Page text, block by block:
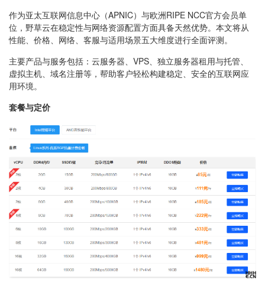
作为亚太互联网信息中心（APNIC）与欧洲RIPE NCC官方会员单
位，野草云在稳定性与网络资源配置方面具备天然优势。本文将从
性能、价格、网络、客服与适用场景五大维度进行全面评测。
主要产品与服务包括：云服务器、VPS、独立服务器租用与托管、
虚拟主机、域名注册等，帮助客户轻松构建稳定、安全的互联网应
用环境。
套餐与定价